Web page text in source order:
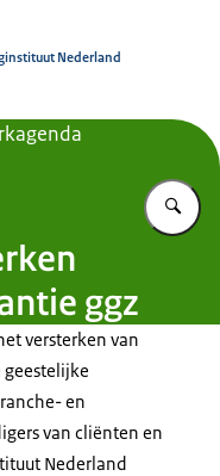
Nederland
ggz
versterken van
en
van cliënten en
Nederland